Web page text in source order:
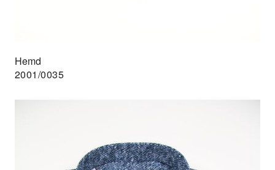
Hemd
2001/0035